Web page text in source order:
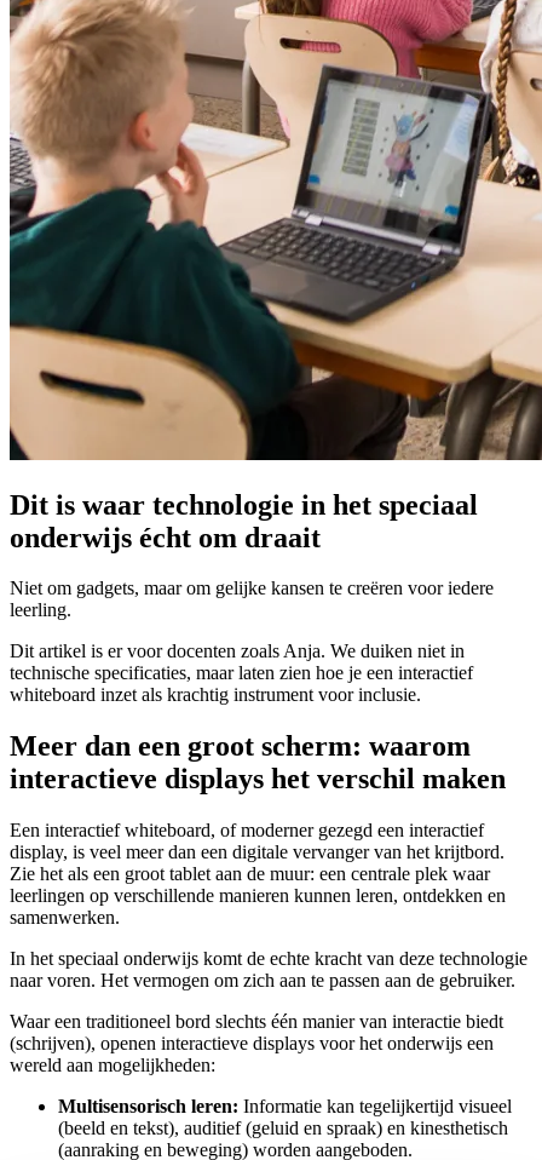
Dit is waar technologie in het speciaal
onderwijs écht om draait
Niet om gadgets, maar om gelijke kansen te creëren voor iedere
leerling.
Dit artikel is er voor docenten zoals Anja. We duiken niet in
technische specificaties, maar laten zien hoe je een interactief
whiteboard inzet als krachtig instrument voor inclusie.
Meer dan een groot scherm: waarom
interactieve displays het verschil maken
Een interactief whiteboard, of moderner gezegd een interactief
display, is veel meer dan een digitale vervanger van het krijtbord.
Zie het als een groot tablet aan de muur: een centrale plek waar
leerlingen op verschillende manieren kunnen leren, ontdekken en
samenwerken.
In het speciaal onderwijs komt de echte kracht van deze technologie
naar voren. Het vermogen om zich aan te passen aan de gebruiker.
Waar een traditioneel bord slechts één manier van interactie biedt
(schrijven), openen interactieve displays voor het onderwijs een
wereld aan mogelijkheden:
Multisensorisch leren: Informatie kan tegelijkertijd visueel
(beeld en tekst), auditief (geluid en spraak) en kinesthetisch
(aanraking en beweging) worden aangeboden.